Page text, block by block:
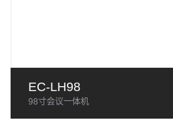
EC-LH98
98寸会议一体机